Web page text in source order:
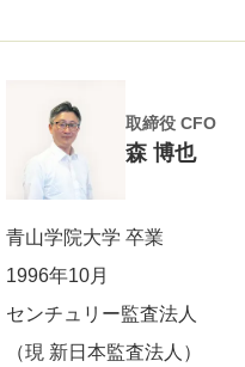
取締役 CFO
森 博也
青山学院大学 卒業
1996年10月
センチュリー監査法人
（現 新日本監査法人）